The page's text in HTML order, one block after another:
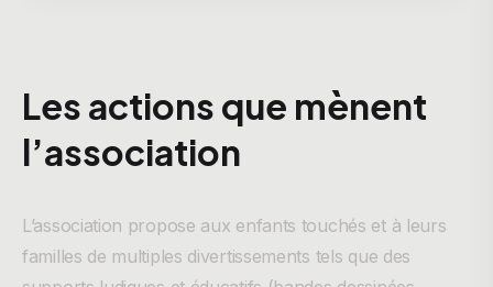
Les actions que mènent
l’association
L’association propose aux enfants touchés et à leurs
familles de multiples divertissements tels que des